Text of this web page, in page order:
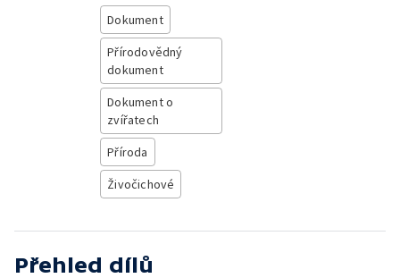
Dokument
Přírodovědný
dokument
Dokument o
zvířatech
Příroda
Živočichové
Přehled dílů